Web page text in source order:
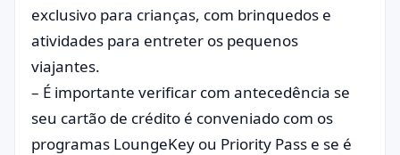
exclusivo para crianças, com brinquedos e
atividades para entreter os pequenos
viajantes.
– É importante verificar com antecedência se
seu cartão de crédito é conveniado com os
programas LoungeKey ou Priority Pass e se é